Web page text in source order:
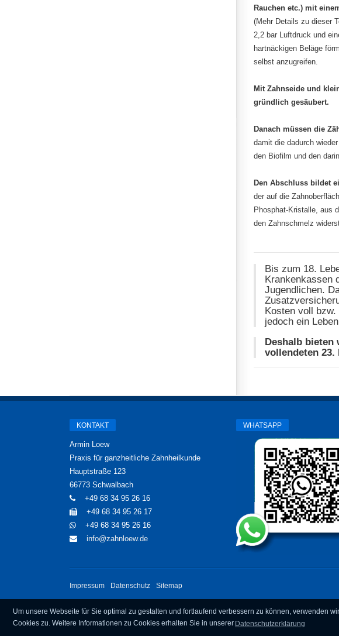
Um unsere Webseite für Sie optimal zu gestalten und fortlaufend verbessern zu können, verwenden
Cookies zu. Weitere Informationen zu Cookies erhalten Sie in unserer Datenschutzerklärung
Rauchen etc.) mit
(Mehr Details zu dieser
2,2 bar Luftdruck und
hartnäckigen Beläge
selbst anzugreifen.
Mit Zahnseide und
gründlich gesäubert.
Danach müssen die
damit die dadurch
den Biofilm und den
Den Abschluss bildet
der auf die
Phosphat-Kristalle, aus
den Zahnschmelz
Bis zum 18.
Krankenkassen
Jugendlichen.
Kosten voll
jedoch ein
Deshalb
vollendeten 23.
KONTAKT
Armin Loew
Praxis für ganzheitliche Zahnheilkunde
Hauptstraße 123
66773 Schwalbach
+49 68 34 95 26 16
+49 68 34 95 26 17
+49 68 34 95 26 16
info@zahnloew.de
WHATSAPP
Impressum Datenschutz Sitemap